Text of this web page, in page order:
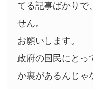
てる記事ばかりで
せん。
お願いします。
政府の国民にとっ
か裏があるんじゃ